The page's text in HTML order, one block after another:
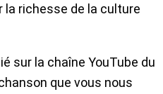
richesse de la culture
sur la chaîne YouTube du
que vous nous